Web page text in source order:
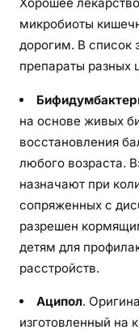
Хорошее
микробиоты
дорогим. В список
препараты разных
на основе живых
восстановления
любого возраста.
назначают при
сопряженных с
разрешен
детям для
расстройств.
Аципол.
изготовленный на